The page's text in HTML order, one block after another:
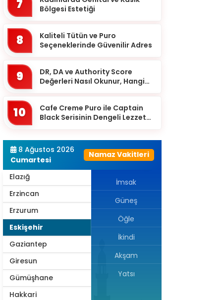
7
Bölgesi Estetiği
8
Kaliteli Tütün ve Puro
Seçeneklerinde Güvenilir Adres
9
DR, DA ve Authority Score
Değerleri Nasıl Okunur, Hangi
10
Cafe Creme Puro ile Captain
Black Serisinin Dengeli Lezzet
8 Ağustos 2026
Cumartesi
Namaz Vakitleri
Bolu
Bursa
Çankırı
Çorum
Denizli
Diyarbakır
Düzce
Edirne
Elazığ
Erzincan
Erzurum
Eskişehir
Gaziantep
Giresun
Gümüşhane
Hakkari
İmsak
Güneş
Öğle
İkindi
Akşam
Yatsı